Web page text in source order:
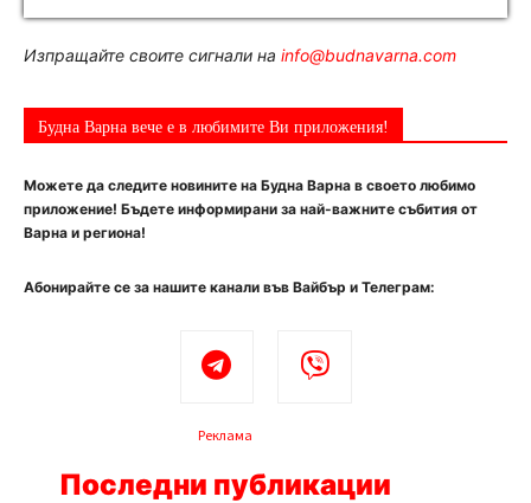
Изпращайте своите сигнали на info@budnavarna.com
Будна Варна вече е в любимите Ви приложения!
Можете да следите новините на Будна Варна в своето любимо
приложение! Бъдете информирани за най-важните събития от
Варна и региона!
Абонирайте се за нашите канали във Вайбър и Телеграм:
Реклама
Последни публикации